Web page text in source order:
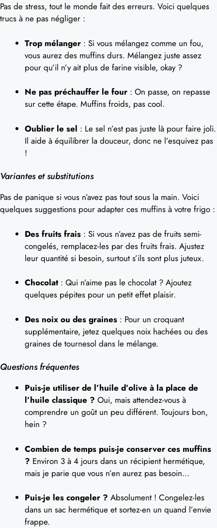
Pas de stress, tout le monde fait des erreurs. Voici quelques
trucs à ne pas négliger :
Trop mélanger : Si vous mélangez comme un fou,
vous aurez des muffins durs. Mélangez juste assez
pour qu’il n’y ait plus de farine visible, okay ?
Ne pas préchauffer le four : On passe, on repasse
sur cette étape. Muffins froids, pas cool.
Oublier le sel : Le sel n’est pas juste là pour faire joli.
Il aide à équilibrer la douceur, donc ne l’esquivez pas
!
Variantes et substitutions
Pas de panique si vous n’avez pas tout sous la main. Voici
quelques suggestions pour adapter ces muffins à votre frigo :
Des fruits frais : Si vous n’avez pas de fruits semi-
congelés, remplacez-les par des fruits frais. Ajustez
leur quantité si besoin, surtout s’ils sont plus juteux.
Chocolat: Qui n’aime pas le chocolat ? Ajoutez
quelques pépites pour un petit effet plaisir.
Des noix ou des graines : Pour un croquant
supplémentaire, jetez quelques noix hachées ou des
graines de tournesol dans le mélange.
Questions fréquentes
Puis-je utiliser de l’huile d’olive à la place de
l’huile classique ? Oui, mais attendez-vous à
comprendre un goût un peu différent. Toujours bon,
hein ?
Combien de temps puis-je conserver ces muffins
? Environ 3 à 4 jours dans un récipient hermétique,
mais je parie que vous n’en aurez pas besoin…
Puis-je les congeler ? Absolument ! Congelez-les
dans un sac hermétique et sortez-en un quand l’envie
frappe.